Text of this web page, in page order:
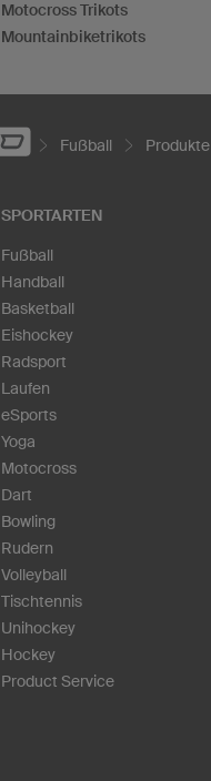
Motocross Trikots
Mountainbiketrikots
Fußball Produkte
SPORTARTEN
Fußball
Handball
Basketball
Eishockey
Radsport
Laufen
eSports
Yoga
Motocross
Dart
Bowling
Rudern
Volleyball
Tischtennis
Unihockey
Hockey
Product Service